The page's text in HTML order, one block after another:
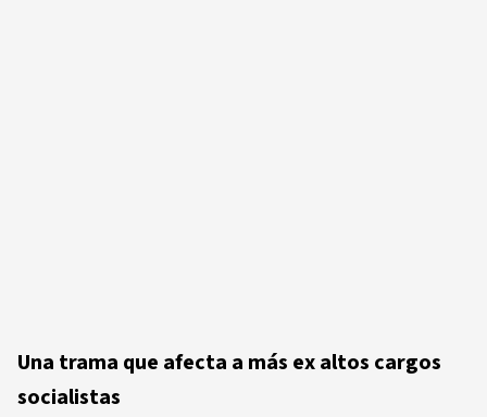
Una trama que afecta a más ex altos cargos
socialistas